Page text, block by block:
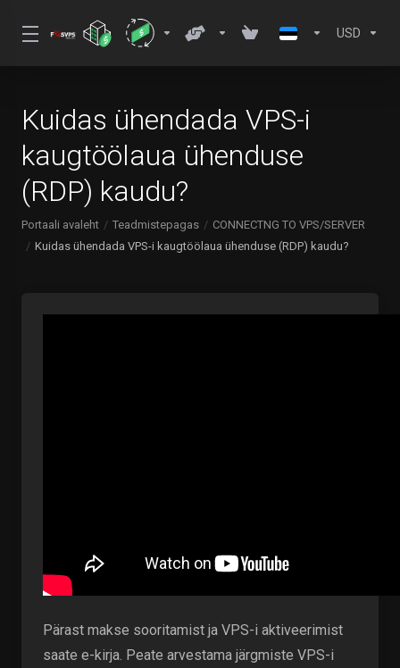
USD
Kuidas ühendada VPS-i
kaugtöölaua ühenduse
(RDP) kaudu?
Portaali avaleht Teadmistepagas
CONNECTNG TO VPS/SERVER
Kuidas ühendada VPS-i kaugtöölaua ühenduse (RDP) kaudu?
Pärast makse sooritamist ja VPS-i aktiveerimist
saate e-kirja. Peate arvestama järgmiste VPS-i